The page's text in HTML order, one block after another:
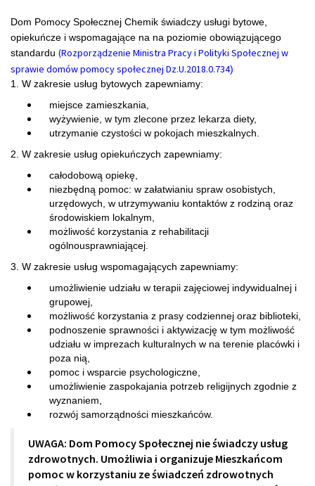
Dom Pomocy Społecznej Chemik świadczy usługi bytowe,
opiekuńcze i wspomagające na na poziomie obowiązującego
standardu (Rozporządzenie Ministra Pracy i Polityki Społecznej w
sprawie domów pomocy społecznej Dz.U.2018.0.734)
1. W zakresie usług bytowych zapewniamy:
miejsce zamieszkania,
wyżywienie, w tym zlecone przez lekarza diety,
utrzymanie czystości w pokojach mieszkalnych.
2. W zakresie usług opiekuńczych zapewniamy:
całodobową opiekę,
niezbędną pomoc: w załatwianiu spraw osobistych,
urzędowych, w utrzymywaniu kontaktów z rodziną oraz
środowiskiem lokalnym,
możliwość korzystania z rehabilitacji
ogólnousprawniającej.
3. W zakresie usług wspomagających zapewniamy:
umożliwienie udziału w terapii zajęciowej indywidualnej i
grupowej,
możliwość korzystania z prasy codziennej oraz biblioteki,
podnoszenie sprawności i aktywizację w tym możliwość
udziału w imprezach kulturalnych w na terenie placówki i
poza nią,
pomoc i wsparcie psychologiczne,
umożliwienie zaspokajania potrzeb religijnych zgodnie z
wyznaniem,
rozwój samorządności mieszkańców.
UWAGA: Dom Pomocy Społecznej nie świadczy usług
zdrowotnych. Umożliwia i organizuje Mieszkańcom
pomoc w korzystaniu ze świadczeń zdrowotnych